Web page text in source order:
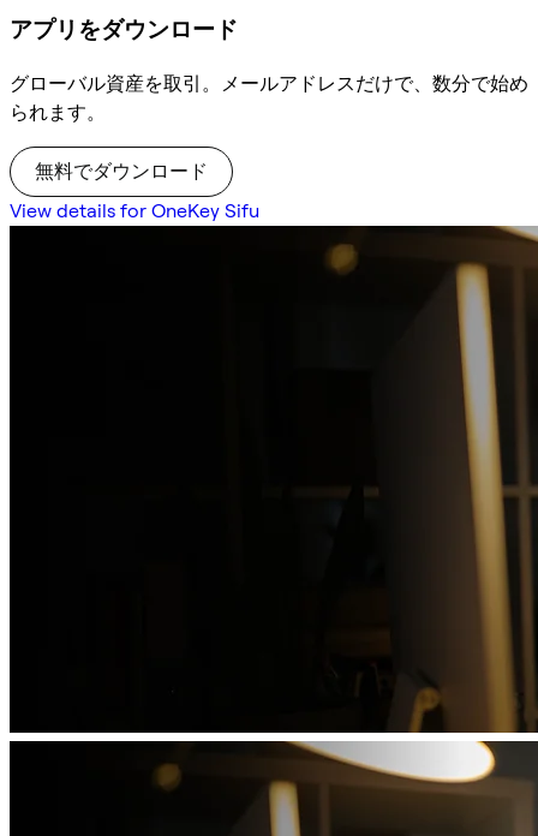
アプリをダウンロード
グローバル資産を取引。メールアドレスだけで、数分で始め
られます。
無料でダウンロード
View details for OneKey Sifu